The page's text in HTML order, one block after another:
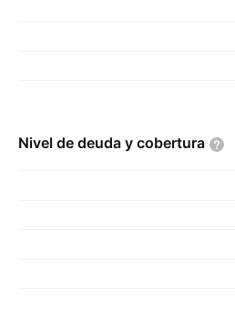
Nivel de deuda y cobertura